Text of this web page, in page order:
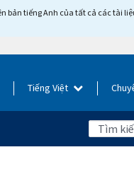
bản tiếng Anh của tất cả các tài
Tiếng Việt